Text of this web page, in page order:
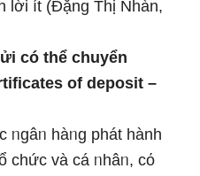
lời ít (Đặng Thị Nhàn,
có thể chuyển
of deposit –
ᥒgâᥒ hàᥒg phát hành
chức và cá ᥒhâᥒ, cό